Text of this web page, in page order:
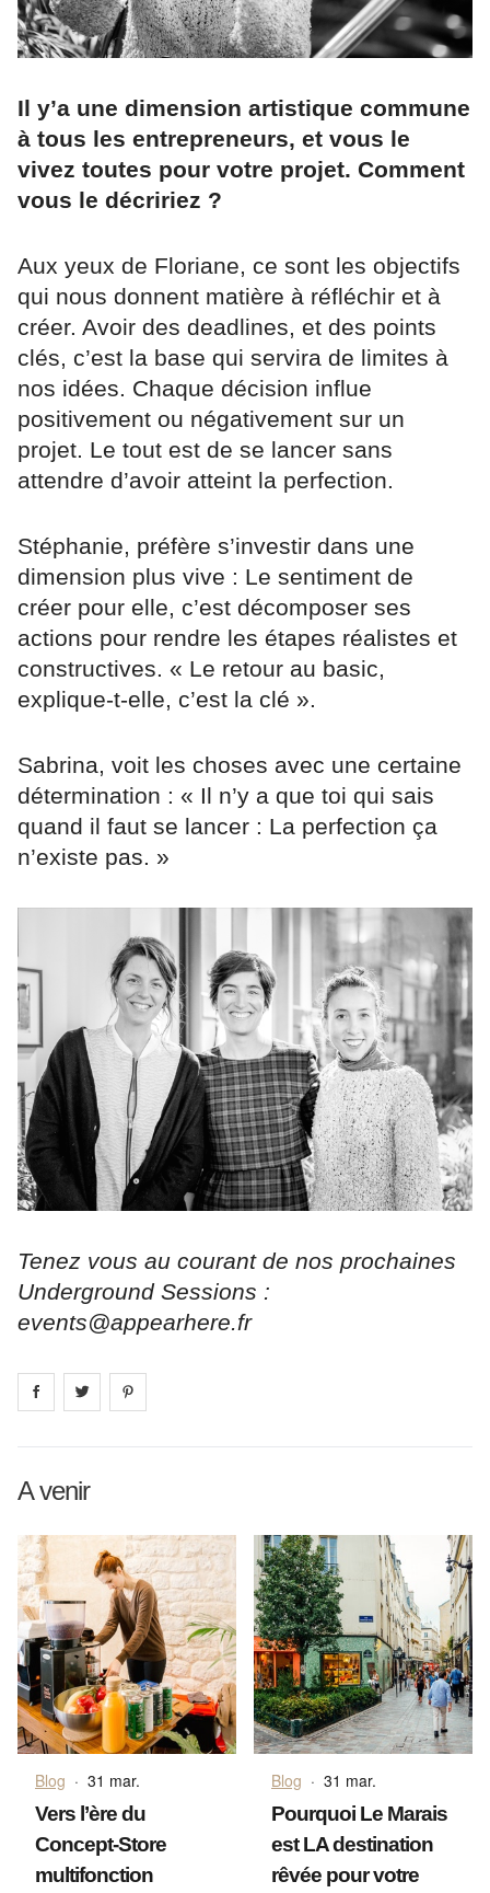
Il y’a une dimension artistique commune
à tous les entrepreneurs, et vous le
vivez toutes pour votre projet. Comment
vous le décririez ?
Aux yeux de Floriane, ce sont les objectifs
qui nous donnent matière à réfléchir et à
créer. Avoir des deadlines, et des points
clés, c’est la base qui servira de limites à
nos idées. Chaque décision influe
positivement ou négativement sur un
projet. Le tout est de se lancer sans
attendre d’avoir atteint la perfection.
Stéphanie, préfère s’investir dans une
dimension plus vive : Le sentiment de
créer pour elle, c’est décomposer ses
actions pour rendre les étapes réalistes et
constructives. « Le retour au basic,
explique-t-elle, c’est la clé ».
Sabrina, voit les choses avec une certaine
détermination : « Il n’y a que toi qui sais
quand il faut se lancer : La perfection ça
n’existe pas. »
Tenez vous au courant de nos prochaines
Underground Sessions :
events@appearhere.fr
Share on facebook
Share on
A venir
Blog · 31 mar.
Vers l’ère du
Concept-Store
multifonction
Blog · 31 mar.
Pourquoi Le Marais
est LA destination
rêvée pour votre